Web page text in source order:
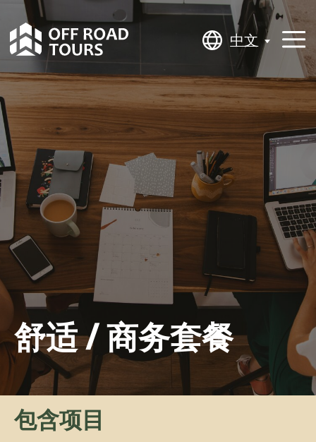
舒适 / 商务套餐
包含项目